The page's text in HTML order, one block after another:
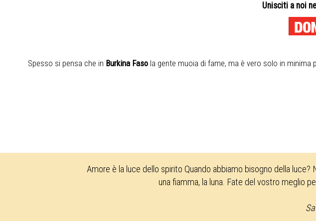
Unisciti a noi
Spesso si pensa che in Burkina Faso la gente muoia di fame, ma è vero solo in minima
Amore è la luce dello spirito Quando abbiamo bisogno della
una fiamma, la luna. Fate del vostro meglio